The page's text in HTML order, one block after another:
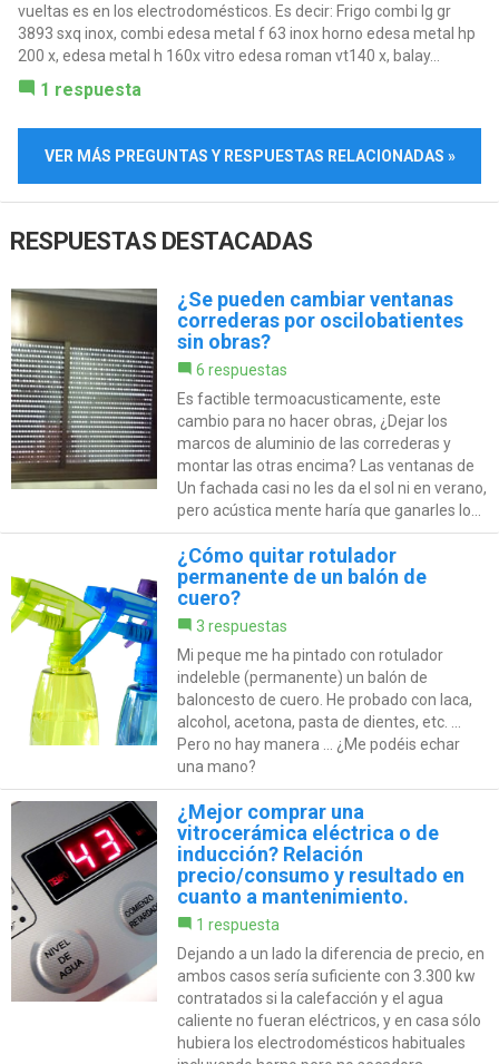
vueltas es en los electrodomésticos. Es decir: Frigo combi lg gr
3893 sxq inox, combi edesa metal f 63 inox horno edesa metal hp
200 x, edesa metal h 160x vitro edesa roman vt140 x, balay...
1 respuesta
VER MÁS PREGUNTAS Y RESPUESTAS RELACIONADAS »
RESPUESTAS DESTACADAS
¿Se pueden cambiar ventanas
correderas por oscilobatientes
sin obras?
6 respuestas
Es factible termoacusticamente, este
cambio para no hacer obras, ¿Dejar los
marcos de aluminio de las correderas y
montar las otras encima? Las ventanas de
Un fachada casi no les da el sol ni en verano,
pero acústica mente haría que ganarles lo...
¿Cómo quitar rotulador
permanente de un balón de
cuero?
3 respuestas
Mi peque me ha pintado con rotulador
indeleble (permanente) un balón de
baloncesto de cuero. He probado con laca,
alcohol, acetona, pasta de dientes, etc. ...
Pero no hay manera ... ¿Me podéis echar
una mano?
¿Mejor comprar una
vitrocerámica eléctrica o de
inducción? Relación
precio/consumo y resultado en
cuanto a mantenimiento.
1 respuesta
Dejando a un lado la diferencia de precio, en
ambos casos sería suficiente con 3.300 kw
contratados si la calefacción y el agua
caliente no fueran eléctricos, y en casa sólo
hubiera los electrodomésticos habituales